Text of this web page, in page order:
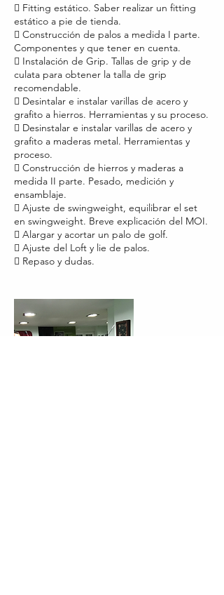
 Fitting estático. Saber realizar un fitting
estático a pie de tienda.
 Construcción de palos a medida I parte.
Componentes y que tener en cuenta.
 Instalación de Grip. Tallas de grip y de
culata para obtener la talla de grip
recomendable.
 Desintalar e instalar varillas de acero y
grafito a hierros. Herramientas y su proceso.
 Desinstalar e instalar varillas de acero y
grafito a maderas metal. Herramientas y
proceso.
 Construcción de hierros y maderas a
medida II parte. Pesado, medición y
ensamblaje.
 Ajuste de swingweight, equilibrar el set
en swingweight. Breve explicación del MOI.
 Alargar y acortar un palo de golf.
 Ajuste del Loft y lie de palos.